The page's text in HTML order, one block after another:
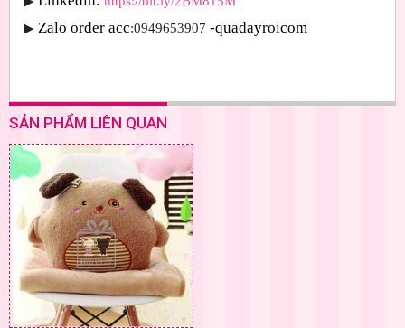
▶ Zalo order acc:0949653907 -quadayroicom
SẢN PHẨM LIÊN QUAN